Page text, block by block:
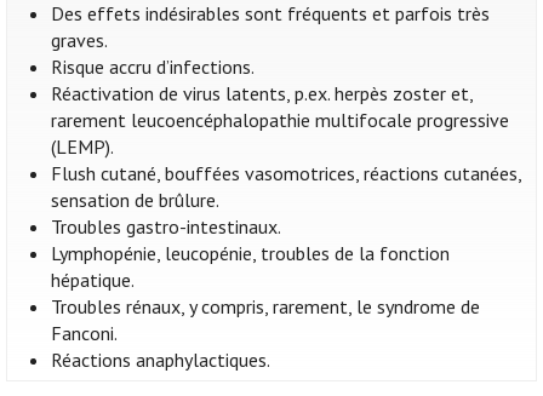
Des effets indésirables sont fréquents et parfois très
graves.
Risque accru d’infections.
Réactivation de virus latents, p.ex. herpès zoster et,
rarement leucoencéphalopathie multifocale progressive
(LEMP).
Flush cutané, bouffées vasomotrices, réactions cutanées,
sensation de brûlure.
Troubles gastro-intestinaux.
Lymphopénie, leucopénie, troubles de la fonction
hépatique.
Troubles rénaux, y compris, rarement, le syndrome de
Fanconi.
Réactions anaphylactiques.